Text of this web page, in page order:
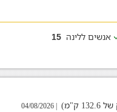
אנשים ללינה 15
ק"מ) | 04/08/2026